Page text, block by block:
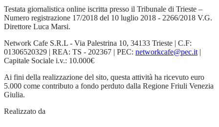
Testata giornalistica online iscritta presso il Tribunale di Trieste –
Numero registrazione 17/2018 del 10 luglio 2018 - 2266/2018 V.G.
Direttore Luca Marsi.
Network Cafe S.R.L - Via Palestrina 10, 34133 Trieste | C.F:
01306520329 | REA: TS - 202367 | PEC: networkcafe@pec.it |
Capitale Sociale i.v.: 10.000€
Ai fini della realizzazione del sito, questa attività ha ricevuto euro
5.000 come contributo a fondo perduto dalla Regione Friuli Venezia
Giulia.
Realizzato da